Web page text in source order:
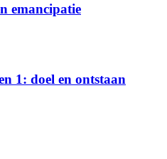
emancipatie
1: doel en ontstaan